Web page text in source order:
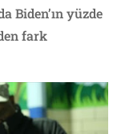
Biden’ın yüzde
fark